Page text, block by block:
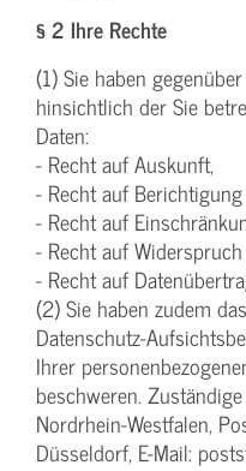
§ 2 Ihre Rechte
(1) Sie haben
hinsichtlich der Sie
Daten:
- Recht auf Auskunft,
- Recht auf
- Recht auf
- Recht auf
- Recht auf
(2) Sie haben zudem
Datenschutz-
Ihrer
beschweren.
Nordrhein-Westfalen,
Düsseldorf, E-Mail: